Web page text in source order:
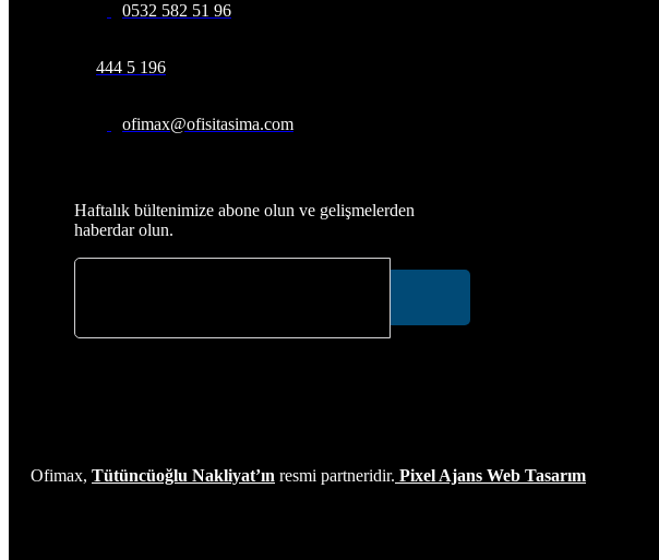
0532 582 51 96
444 5 196
ofimax@ofisitasima.com
Haftalık bültenimize abone olun ve gelişmelerden
haberdar olun.
Ofimax, Tütüncüoğlu Nakliyat’ın resmi partneridir. Pixel Ajans Web Tasarım